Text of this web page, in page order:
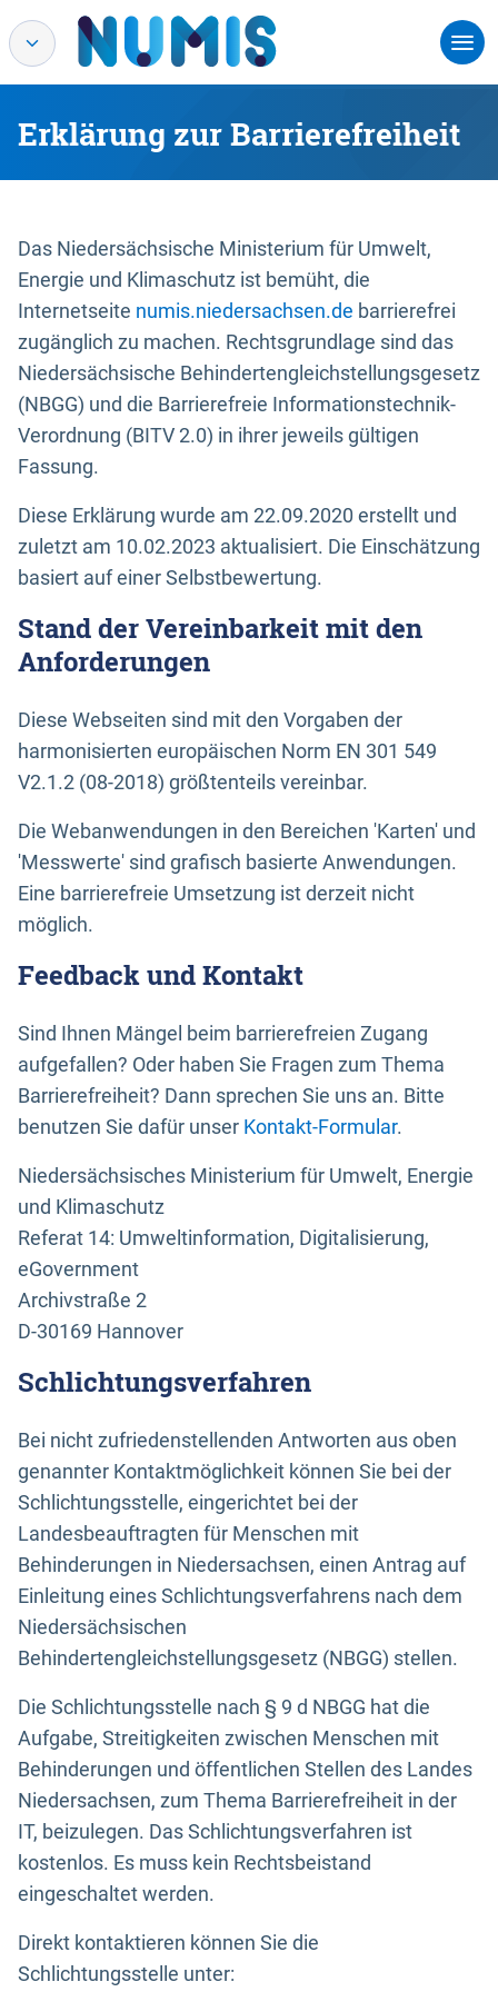
Erklärung zur Barrierefreiheit
Das Niedersächsische Ministerium für Umwelt,
Energie und Klimaschutz ist bemüht, die
Internetseite numis.niedersachsen.de barrierefrei
zugänglich zu machen. Rechtsgrundlage sind das
Niedersächsische Behindertengleichstellungsgesetz
(NBGG) und die Barrierefreie Informationstechnik-
Verordnung (BITV 2.0) in ihrer jeweils gültigen
Fassung.
Diese Erklärung wurde am 22.09.2020 erstellt und
zuletzt am 10.02.2023 aktualisiert. Die Einschätzung
basiert auf einer Selbstbewertung.
Stand der Vereinbarkeit mit den
Anforderungen
Diese Webseiten sind mit den Vorgaben der
harmonisierten europäischen Norm EN 301 549
V2.1.2 (08-2018) größtenteils vereinbar.
Die Webanwendungen in den Bereichen 'Karten' und
'Messwerte' sind grafisch basierte Anwendungen.
Eine barrierefreie Umsetzung ist derzeit nicht
möglich.
Feedback und Kontakt
Sind Ihnen Mängel beim barrierefreien Zugang
aufgefallen? Oder haben Sie Fragen zum Thema
Barrierefreiheit? Dann sprechen Sie uns an. Bitte
benutzen Sie dafür unser Kontakt-Formular.
Niedersächsisches Ministerium für Umwelt, Energie
und Klimaschutz
Referat 14: Umweltinformation, Digitalisierung,
eGovernment
Archivstraße 2
D-30169 Hannover
Schlichtungsverfahren
Bei nicht zufriedenstellenden Antworten aus oben
genannter Kontaktmöglichkeit können Sie bei der
Schlichtungsstelle, eingerichtet bei der
Landesbeauftragten für Menschen mit
Behinderungen in Niedersachsen, einen Antrag auf
Einleitung eines Schlichtungsverfahrens nach dem
Niedersächsischen
Behindertengleichstellungsgesetz (NBGG) stellen.
Die Schlichtungsstelle nach § 9 d NBGG hat die
Aufgabe, Streitigkeiten zwischen Menschen mit
Behinderungen und öffentlichen Stellen des Landes
Niedersachsen, zum Thema Barrierefreiheit in der
IT, beizulegen. Das Schlichtungsverfahren ist
kostenlos. Es muss kein Rechtsbeistand
eingeschaltet werden.
Direkt kontaktieren können Sie die
Schlichtungsstelle unter: